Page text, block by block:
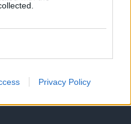
Privacy Policy